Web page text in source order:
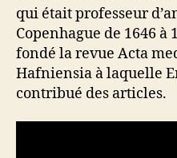
qui était professeur
Copenhague de 1646
fondé la revue Acta
Hafniensia à laquelle
contribué des articles.